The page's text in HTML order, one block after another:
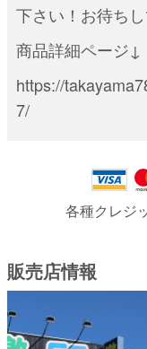
下さい！お待ち
商品詳細ページ↓
https://
7/
各種クレジ
販売店情報